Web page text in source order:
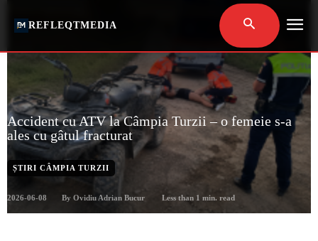
REFLEQTMEDIA
Accident cu ATV la Câmpia Turzii – o femeie s-a
ales cu gâtul fracturat
ȘTIRI CÂMPIA TURZII
2026-06-08 By Ovidiu Adrian Bucur Less than 1 min. read